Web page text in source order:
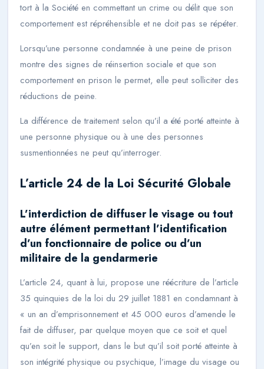
tort à la Société en commettant un crime ou délit que son
comportement est répréhensible et ne doit pas se répéter.
Lorsqu’une personne condamnée à une peine de prison
montre des signes de réinsertion sociale et que son
comportement en prison le permet, elle peut solliciter des
réductions de peine.
La différence de traitement selon qu’il a été porté atteinte à
une personne physique ou à une des personnes
susmentionnées ne peut qu’interroger.
L’article 24 de la Loi Sécurité Globale
L’interdiction de diffuser le visage ou tout
autre élément permettant l’identification
d’un fonctionnaire de police ou d’un
militaire de la gendarmerie
L’article 24, quant à lui, propose une réécriture de l’article
35 quinquies de la loi du 29 juillet 1881 en condamnant à
« un an d’emprisonnement et 45 000 euros d’amende le
fait de diffuser, par quelque moyen que ce soit et quel
qu’en soit le support, dans le but qu’il soit porté atteinte à
son intégrité physique ou psychique, l’image du visage ou